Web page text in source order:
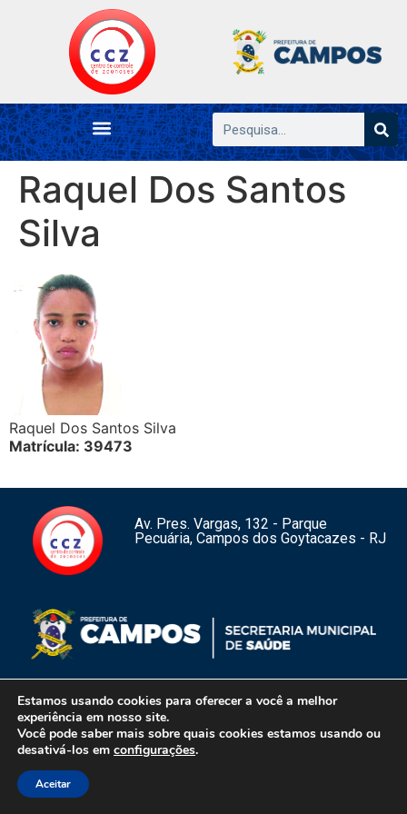
Raquel Dos Santos
Silva
Raquel Dos Santos Silva
Matrícula: 39473
Av. Pres. Vargas, 132 - Parque
Pecuária, Campos dos Goytacazes - RJ
Centro de Controle de Zoonoses de Campos dos Goytacazes – RJ –
Copyright 2026 – Todos os direitos reservados.
Estamos usando cookies para oferecer a você a melhor
experiência em nosso site.
Você pode saber mais sobre quais cookies estamos usando ou
desativá-los em configurações.
Aceitar
1